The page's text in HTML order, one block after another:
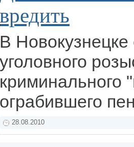
вредить
В Новокузнецке
уголовного
криминального
ограбившего
28.08.2010